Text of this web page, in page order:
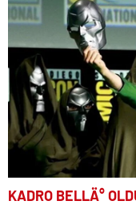
KADRO BELLÄ°